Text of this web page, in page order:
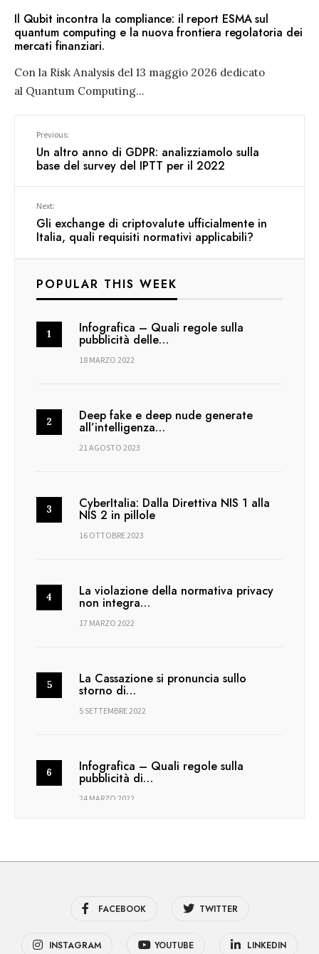
Il Qubit incontra la compliance: il report ESMA sul
quantum computing e la nuova frontiera regolatoria dei
mercati finanziari.
Con la Risk Analysis del 13 maggio 2026 dedicato
al Quantum Computing...
Previous:
Un altro anno di GDPR: analizziamolo sulla
base del survey del IPTT per il 2022
Next:
Gli exchange di criptovalute ufficialmente in
Italia, quali requisiti normativi applicabili?
POPULAR THIS WEEK
Infografica – Quali regole sulla
pubblicità delle…
18 MARZO 2022
Deep fake e deep nude generate
all’intelligenza…
21 AGOSTO 2023
CyberItalia: Dalla Direttiva NIS 1 alla
NIS 2 in pillole
16 OTTOBRE 2023
La violazione della normativa privacy
non integra…
17 MARZO 2022
La Cassazione si pronuncia sullo
storno di…
5 SETTEMBRE 2022
Infografica – Quali regole sulla
pubblicità di…
24 MARZO 2022
FACEBOOK TWITTER
INSTAGRAM YOUTUBE LINKEDIN